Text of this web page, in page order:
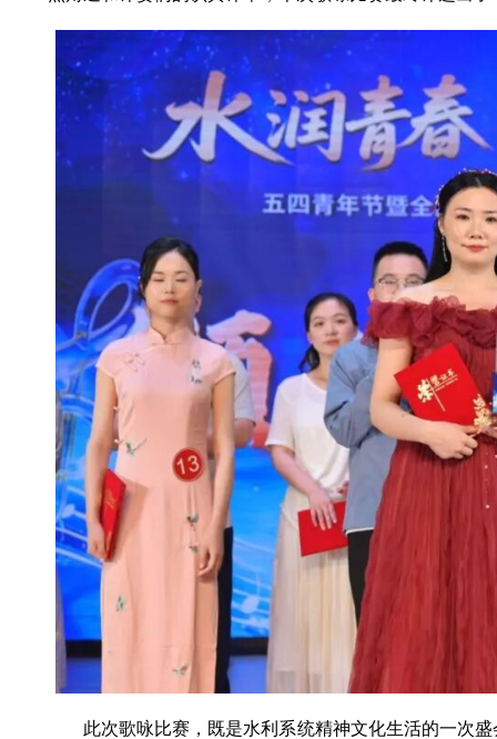
此次歌咏比赛，既是水利系统精神文化生活的一次